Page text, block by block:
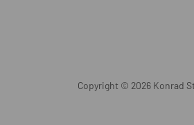
Copyright © 2026 Konrad